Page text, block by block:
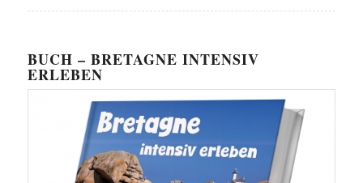
BUCH – BRETAGNE INTENSIV
ERLEBEN